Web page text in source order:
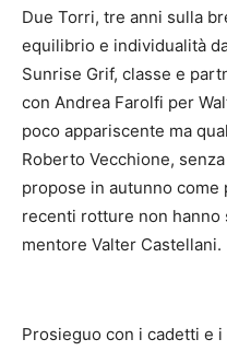
Due Torri, tre anni sulla
equilibrio e individualità
Sunrise Grif, classe e
con Andrea Farolfi per
poco appariscente ma
Roberto Vecchione,
propose in autunno
recenti rotture non hanno
mentore Valter Castellani.
Prosieguo con i cadetti e